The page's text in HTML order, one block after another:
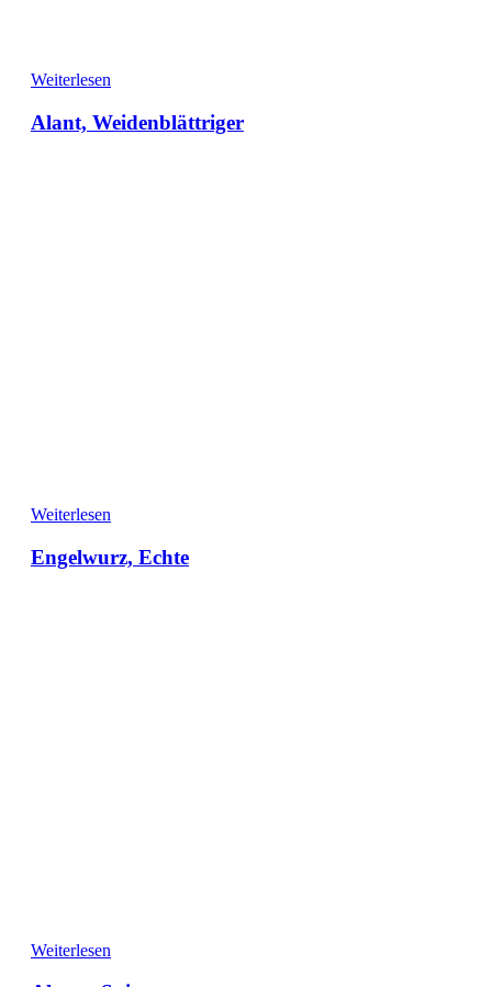
Weiterlesen
Alant, Weidenblättriger
Weiterlesen
Engelwurz, Echte
Weiterlesen